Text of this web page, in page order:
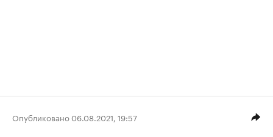
Опубликовано 06.08.2021, 19:57